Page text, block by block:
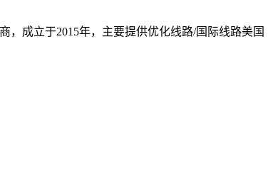
，成立于2015年，主要提供优化线路/国际线路美国